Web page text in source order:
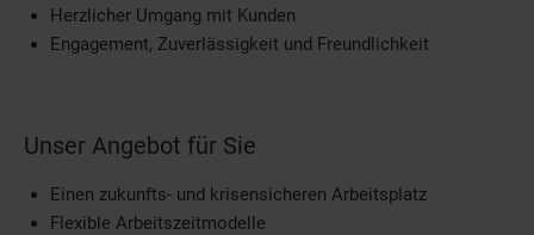
Herzlicher Umgang mit Kunden
Engagement, Zuverlässigkeit und Freundlichkeit
Unser Angebot für Sie
Einen zukunfts- und krisensicheren Arbeitsplatz
Flexible Arbeitszeitmodelle